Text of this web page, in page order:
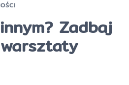
Zadbaj